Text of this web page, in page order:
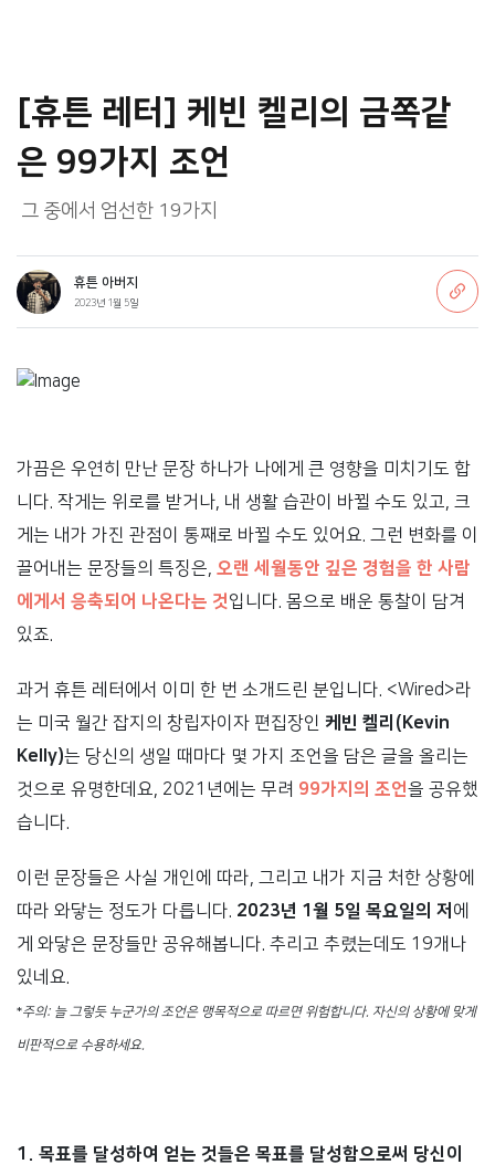
[휴튼 레터] 케빈 켈리의 금쪽같
은 99가지 조언
그 중에서 엄선한 19가지
휴튼 아버지
2023년 1월 5일
가끔은 우연히 만난 문장 하나가 나에게 큰 영향을 미치기도 합
니다. 작게는 위로를 받거나, 내 생활 습관이 바뀔 수도 있고, 크
게는 내가 가진 관점이 통째로 바뀔 수도 있어요. 그런 변화를 이
끌어내는 문장들의 특징은, 오랜 세월동안 깊은 경험을 한 사람
에게서 응축되어 나온다는 것입니다. 몸으로 배운 통찰이 담겨
있죠.
과거 휴튼 레터에서 이미 한 번 소개드린 분입니다. <Wired>라
는 미국 월간 잡지의 창립자이자 편집장인 케빈 켈리(Kevin
Kelly)는 당신의 생일 때마다 몇 가지 조언을 담은 글을 올리는
것으로 유명한데요, 2021년에는 무려 99가지의 조언을 공유했
습니다.
이런 문장들은 사실 개인에 따라, 그리고 내가 지금 처한 상황에
따라 와닿는 정도가 다릅니다. 2023년 1월 5일 목요일의 저 에
게 와닿은 문장들만 공유해봅니다. 추리고 추렸는데도 19개나
있네요.
*주의: 늘 그렇듯 누군가의 조언은 맹목적으로 따르면 위험합니다. 자신의 상황에 맞게
비판적으로 수용하세요.
1. 목표를 달성하여 얻는 것들은 목표를 달성함으로써 당신이